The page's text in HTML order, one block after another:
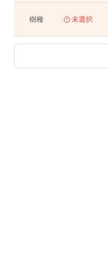
天板加工
※吊棚と
開口部 直
吊棚 直径
樹種 未選択